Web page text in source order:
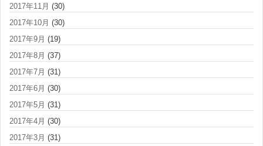
2017年11月 (30)
2017年10月 (30)
2017年9月 (19)
2017年8月 (37)
2017年7月 (31)
2017年6月 (30)
2017年5月 (31)
2017年4月 (30)
2017年3月 (31)